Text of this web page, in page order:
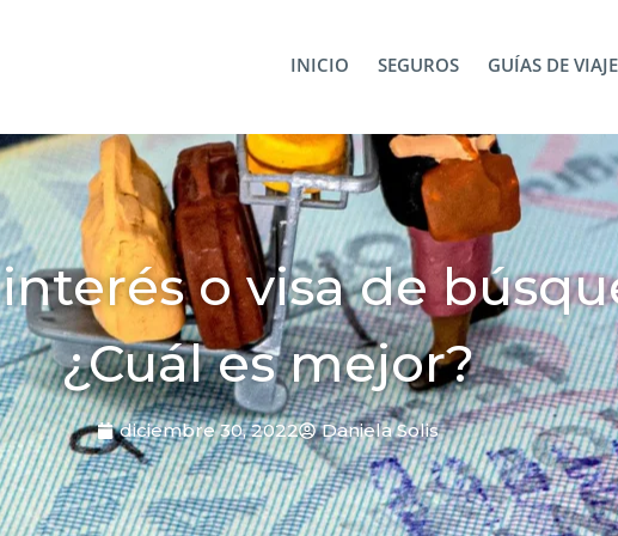
INICIO SEGUROS GUÍAS DE VIAJE
o visa de
¿Cuál es mejor?
diciembre 30, 2022 Daniela Solis